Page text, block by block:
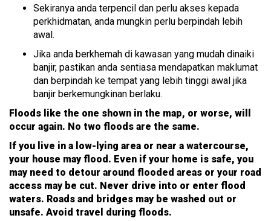
Sekiranya anda terpencil dan perlu akses kepada
perkhidmatan, anda mungkin perlu berpindah lebih
awal.
Jika anda berkhemah di kawasan yang mudah dinaiki
banjir, pastikan anda sentiasa mendapatkan maklumat
dan berpindah ke tempat yang lebih tinggi awal jika
banjir berkemungkinan berlaku.
Floods like the one shown in the map, or worse, will
occur again. No two floods are the same.
If you live in a low-lying area or near a watercourse,
your house may flood. Even if your home is safe, you
may need to detour around flooded areas or your road
access may be cut. Never drive into or enter flood
waters. Roads and bridges may be washed out or
unsafe. Avoid travel during floods.